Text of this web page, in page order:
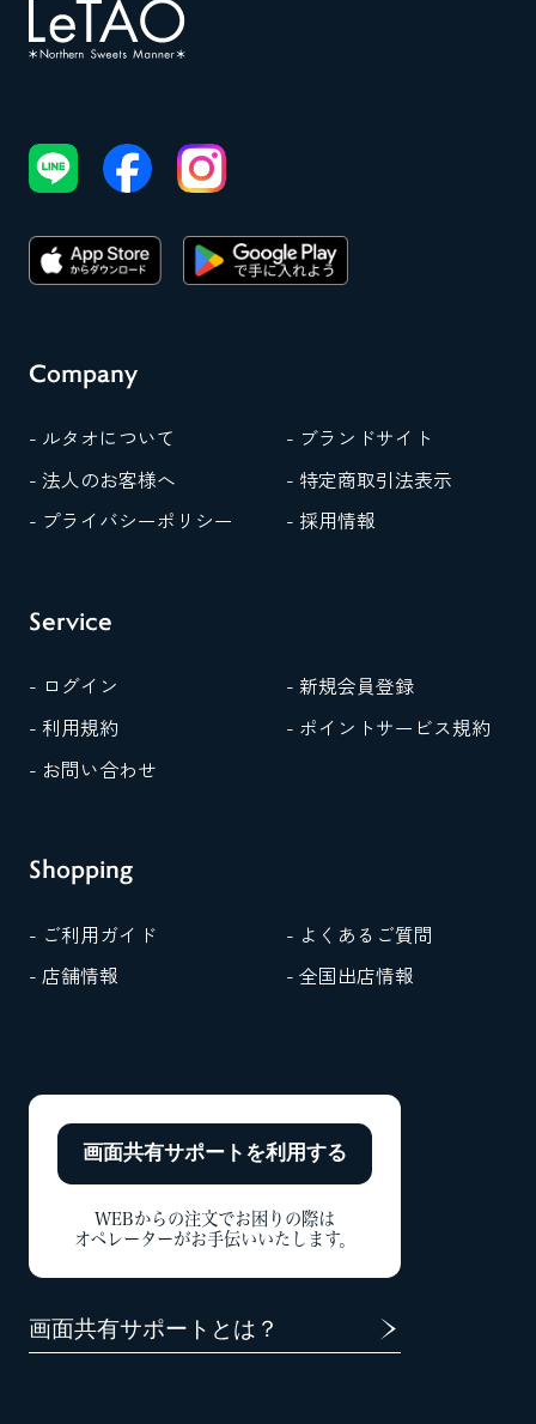
Company
- ルタオについて
- ブランドサイト
- 法人のお客様へ
- 特定商取引法表示
- プライバシーポリシー
- 採用情報
Service
- ログイン
- 新規会員登録
- 利用規約
- ポイントサービス規約
- お問い合わせ
Shopping
- ご利用ガイド
- よくあるご質問
- 店舗情報
- 全国出店情報
画面共有サポートを利用する
WEBからの注文でお困りの際は
オペレーターがお手伝いいたします。
画面共有サポートとは？